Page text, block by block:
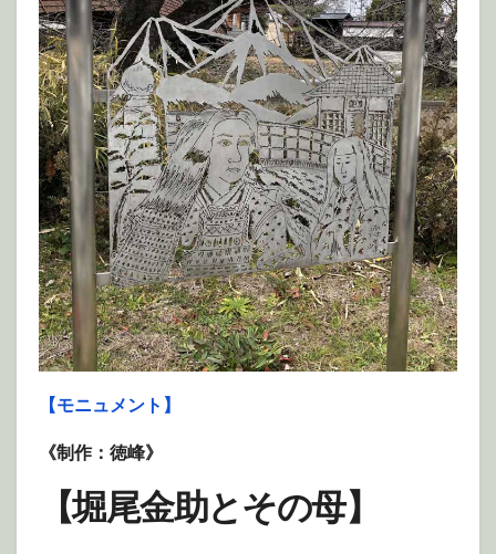
【モニュメント】
《制作：徳峰》
【堀尾金助とその母】